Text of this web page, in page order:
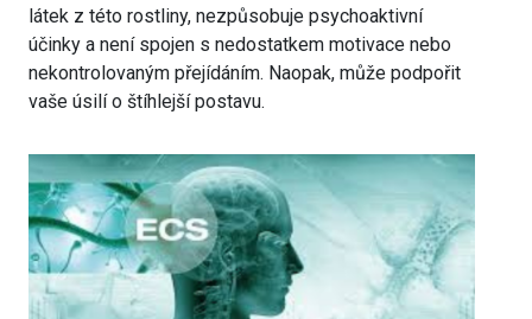
látek z této rostliny, nezpůsobuje psychoaktivní
účinky a není spojen s nedostatkem motivace nebo
nekontrolovaným přejídáním. Naopak, může podpořit
vaše úsilí o štíhlejší postavu.